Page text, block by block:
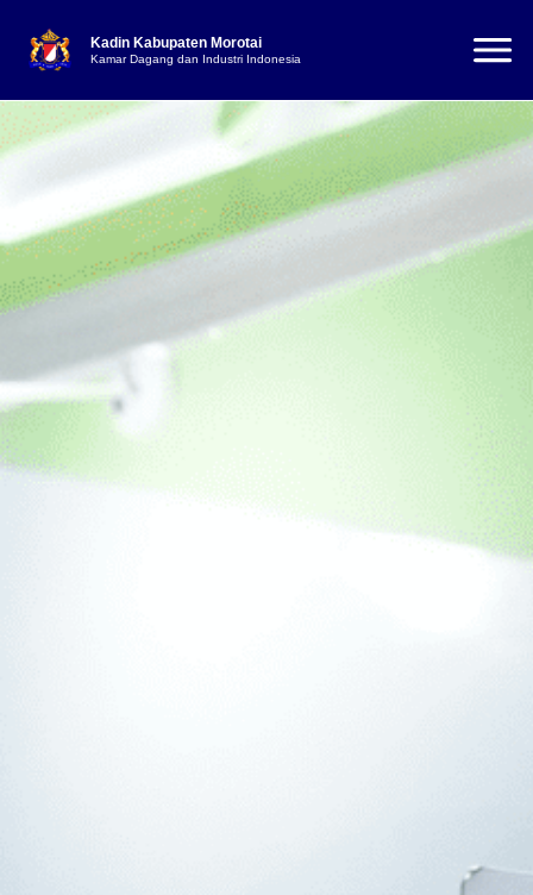
Kadin Kabupaten Morotai
Kamar Dagang dan Industri Indonesia